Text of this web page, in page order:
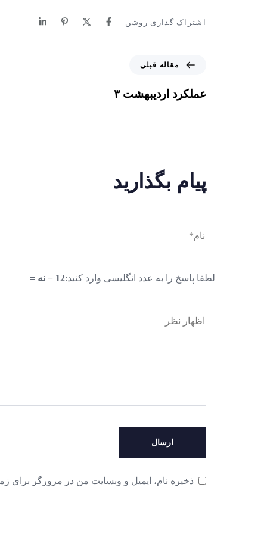
اشتراک گذاری روشن
مقاله قبلی
عملکرد اردیبهشت ۳
پیام بگذارید
ذخیره نام، ایمیل و وبسایت من در مرورگر برای
لطفا پاسخ را به عدد انگلیسی وارد کنید:12 − نه =